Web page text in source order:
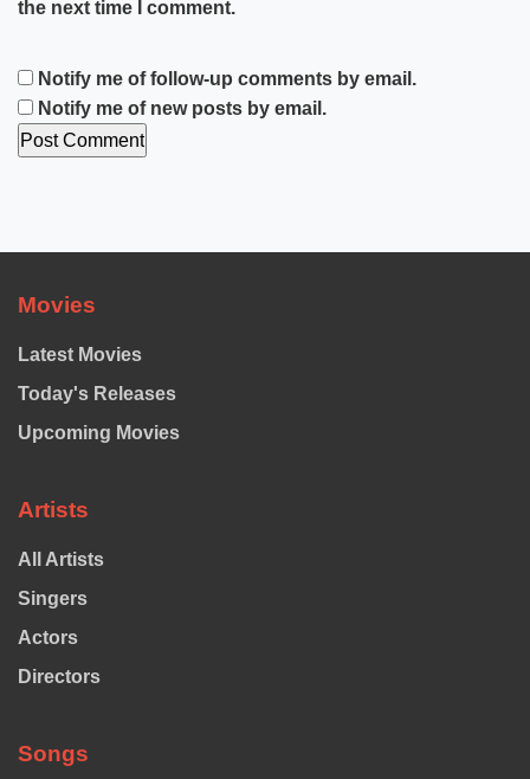
the next time I comment.
Notify me of follow-up comments by email.
Notify me of new posts by email.
Movies
Latest Movies
Today's Releases
Upcoming Movies
Artists
All Artists
Singers
Actors
Directors
Songs